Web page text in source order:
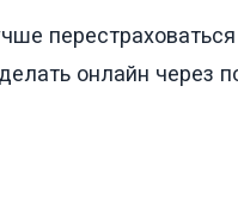
онлайн через